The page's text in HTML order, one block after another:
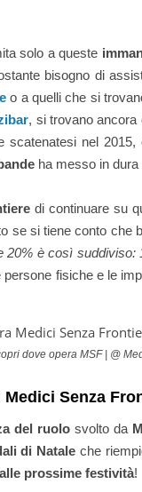
solo a queste
bisogno di
o a quelli che si
, si trovano ancora
scatenatesi nel 2015,
ha messo in dura
di continuare su
se si tiene conto che
20% è così
fisiche e le
dove opera MSF | @
Senza
del ruolosvolto da
di Natale che
prossime festività!